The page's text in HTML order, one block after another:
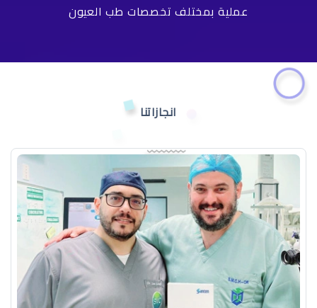
عملية بمختلف تخصصات طب العيون
انجازاتنا